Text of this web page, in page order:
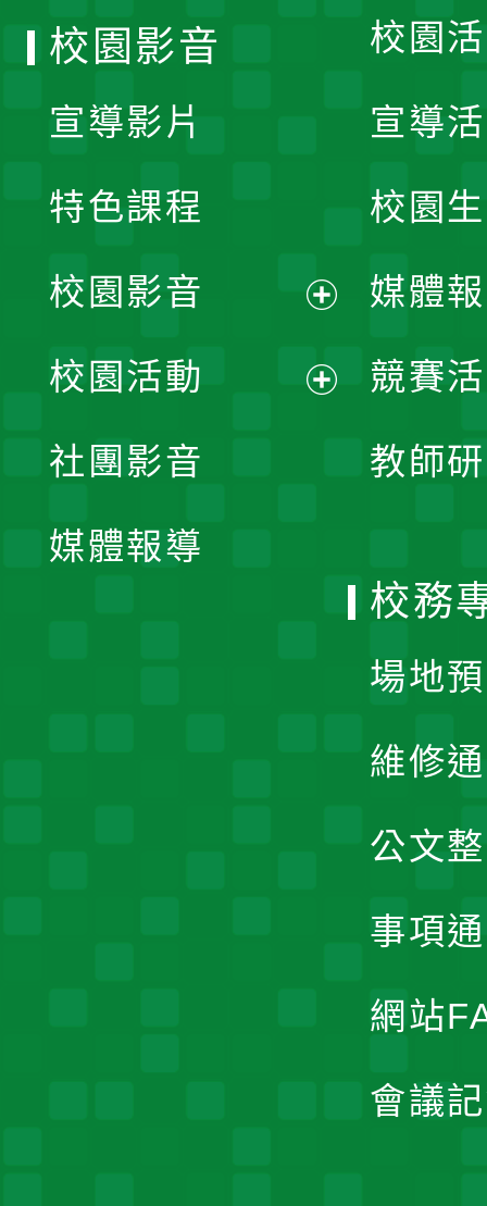
校園
宣導
校園
媒體
競賽
教師
校園影音
宣導影片
特色課程
校園影音
開
校園活動
社團影音
媒體報導
校務
場地
維修
公文
事項
網站
會議